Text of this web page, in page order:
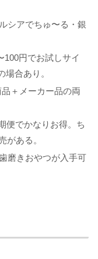
シアでちゅ〜る・銀
円でお試しサイ
合あり。
＋メーカー品の両
便でかなりお得。ち
がある。
磨きおやつが入手可